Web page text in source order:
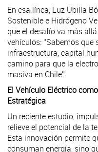
En esa línea, Luz Ubilla
Sostenible e Hidrógeno
que el desafío va más
vehículos: “Sabemos que
infraestructura, capital
camino para que la
masiva en Chile”.
El Vehículo Eléctrico
Estratégica
Un reciente estudio,
relieve el potencial de la
Esta innovación permite
consuman energía, sino